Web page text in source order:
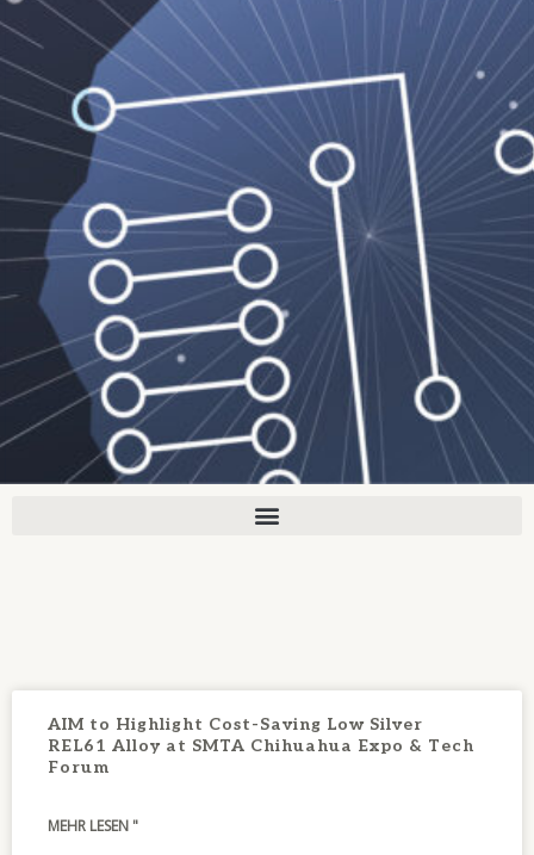
AIM to Highlight Cost-Saving Low Silver
REL61 Alloy at SMTA Chihuahua Expo & Tech
Forum
MEHR LESEN "